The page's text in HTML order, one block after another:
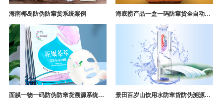
海南椰岛防伪防窜货系统案例 海底捞产品一盒一码防窜货全自动产线追溯方案
面膜一物一码防伪防窜货溯源系统开发 景田百岁山饮用水防窜货防伪溯源成功案例